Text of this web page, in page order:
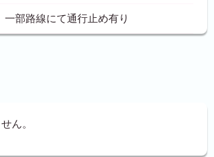
一部路線にて通行止め有り
ん。